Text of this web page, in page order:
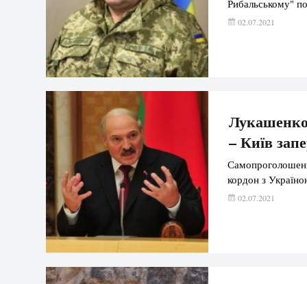
Рибальському"
02.07.2021
– Київ
кордон з
02.07.2021